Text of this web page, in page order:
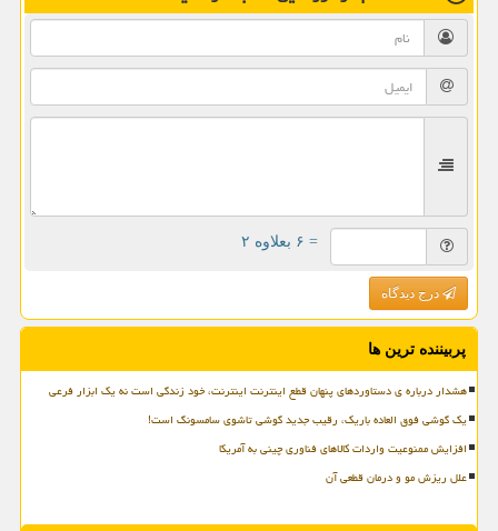
= ۶ بعلاوه ۲
درج دیدگاه
پربیننده ترین ها
هشدار درباره ی دستاوردهای پنهان قطع اینترنت اینترنت، خود زندگی است نه یک ابزار فرعی
یک گوشی فوق العاده باریک، رقیب جدید گوشی تاشوی سامسونگ است!
افزایش ممنوعیت واردات کالاهای فناوری چینی به آمریکا
علل ریزش مو و درمان قطعی آن